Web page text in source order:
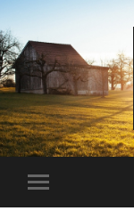
Mobile-
Menü